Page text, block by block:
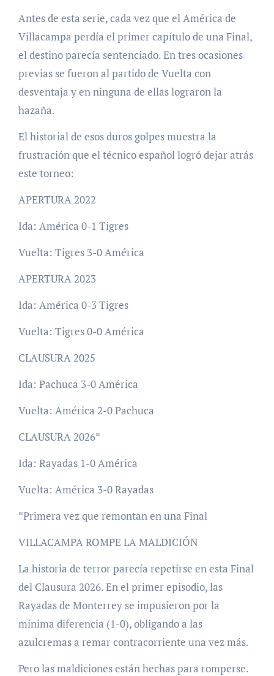
Antes de esta serie, cada vez que el América de
Villacampa perdía el primer capítulo de una Final,
el destino parecía sentenciado. En tres ocasiones
previas se fueron al partido de Vuelta con
desventaja y en ninguna de ellas lograron la
hazaña.
El historial de esos duros golpes muestra la
frustración que el técnico español logró dejar atrás
este torneo:
APERTURA 2022
Ida: América 0-1 Tigres
Vuelta: Tigres 3-0 América
APERTURA 2023
Ida: América 0-3 Tigres
Vuelta: Tigres 0-0 América
CLAUSURA 2025
Ida: Pachuca 3-0 América
Vuelta: América 2-0 Pachuca
CLAUSURA 2026*
Ida: Rayadas 1-0 América
Vuelta: América 3-0 Rayadas
*Primera vez que remontan en una Final
VILLACAMPA ROMPE LA MALDICIÓN
La historia de terror parecía repetirse en esta Final
del Clausura 2026. En el primer episodio, las
Rayadas de Monterrey se impusieron por la
mínima diferencia (1-0), obligando a las
azulcremas a remar contracorriente una vez más.
Pero las maldiciones están hechas para romperse.